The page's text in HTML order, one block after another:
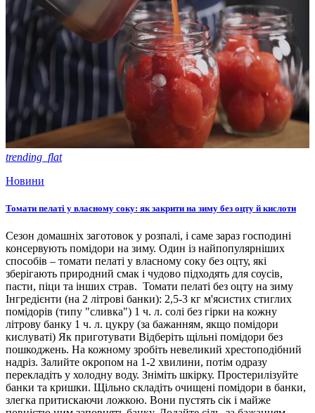
trending_flat
Новини
Томати пелаті у власному соку: як закрити на зиму без оцту й кислоти
Сезон домашніх заготовок у розпалі, і саме зараз господині
консервують помідори на зиму. Один із найпопулярніших
способів – томати пелаті у власному соку без оцту, які
зберігають природний смак і чудово підходять для соусів,
пасти, піци та інших страв. Томати пелаті без оцту на зиму
Інгредієнти (на 2 літрові банки): 2,5-3 кг м'ясистих стиглих
помідорів (типу "сливка") 1 ч. л. солі без гірки на кожну
літрову банку 1 ч. л. цукру (за бажанням, якщо помідори
кислуваті) Як приготувати Відберіть щільні помідори без
пошкоджень. На кожному зробіть невеликий хрестоподібний
надріз. Залийте окропом на 1-2 хвилини, потім одразу
перекладіть у холодну воду. Зніміть шкірку. Простерилізуйте
банки та кришки. Щільно складіть очищені помідори в банки,
злегка притискаючи ложкою. Вони пустять сік і майже